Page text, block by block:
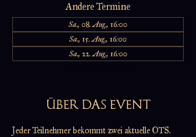
Andere Termine
Sa., 08. Aug., 16:00
Sa., 15. Aug., 16:00
Sa., 22. Aug., 16:00
ÜBER DAS EVENT
Jeder Teilnehmer bekommt zwei aktuelle OTS.